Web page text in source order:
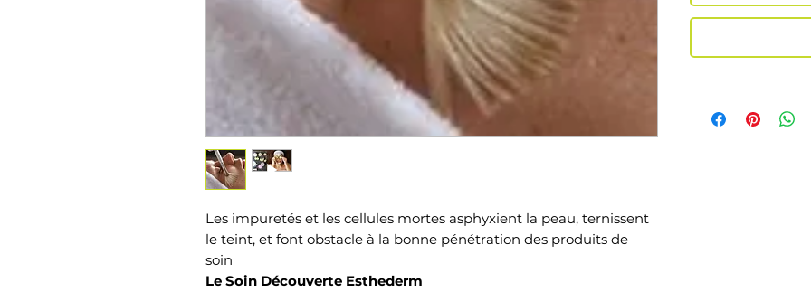
Les impuretés et les cellules mortes asphyxient la peau, ternissent
le teint, et font obstacle à la bonne pénétration des produits de
soin
Le Soin Découverte Esthederm